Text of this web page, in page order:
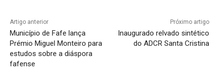
Artigo anterior
Município de Fafe lança
Prémio Miguel Monteiro para
estudos sobre a diáspora
fafense
Próximo artigo
Inaugurado relvado sintético
do ADCR Santa Cristina